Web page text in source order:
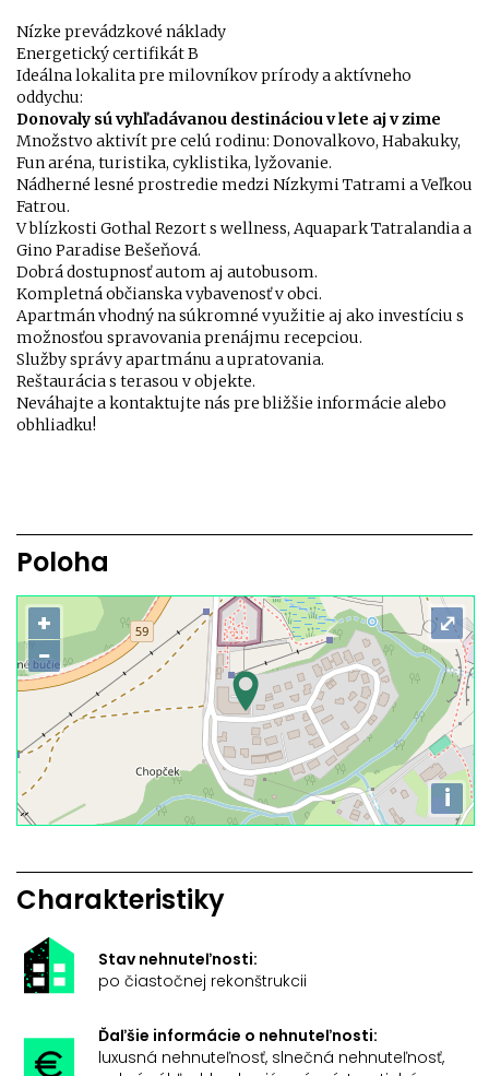
Nízke prevádzkové náklady
Energetický certifikát B
Ideálna lokalita pre milovníkov prírody a aktívneho
oddychu:
Donovaly sú vyhľadávanou destináciou v lete aj v zime
Množstvo aktivít pre celú rodinu: Donovalkovo, Habakuky,
Fun aréna, turistika, cyklistika, lyžovanie.
Nádherné lesné prostredie medzi Nízkymi Tatrami a Veľkou
Fatrou.
V blízkosti Gothal Rezort s wellness, Aquapark Tatralandia a
Gino Paradise Bešeňová.
Dobrá dostupnosť autom aj autobusom.
Kompletná občianska vybavenosť v obci.
Apartmán vhodný na súkromné využitie aj ako investíciu s
možnosťou spravovania prenájmu recepciou.
Služby správy apartmánu a upratovania.
Reštaurácia s terasou v objekte.
Neváhajte a kontaktujte nás pre bližšie informácie alebo
obhliadku!
Poloha
+
−
i
⤢
Charakteristiky
Stav nehnuteľnosti:
po čiastočnej rekonštrukcii
Ďaľšie informácie o nehnuteľnosti:
luxusná nehnuteľnosť, slnečná nehnuteľnosť,